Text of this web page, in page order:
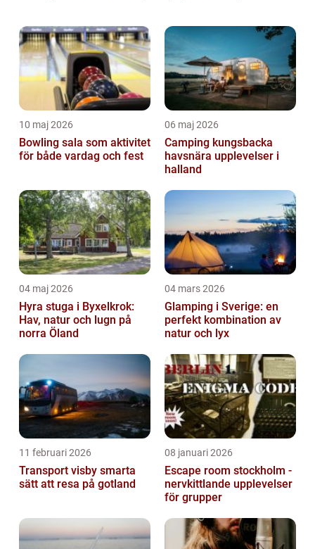
10 maj 2026
Bowling sala som aktivitet
för både vardag och fest
06 maj 2026
Camping kungsbacka
havsnära upplevelser i
halland
04 maj 2026
Hyra stuga i Byxelkrok:
Hav, natur och lugn på
norra Öland
04 mars 2026
Glamping i Sverige: en
perfekt kombination av
natur och lyx
11 februari 2026
Transport visby smarta
sätt att resa på gotland
08 januari 2026
Escape room stockholm -
nervkittlande upplevelser
för grupper